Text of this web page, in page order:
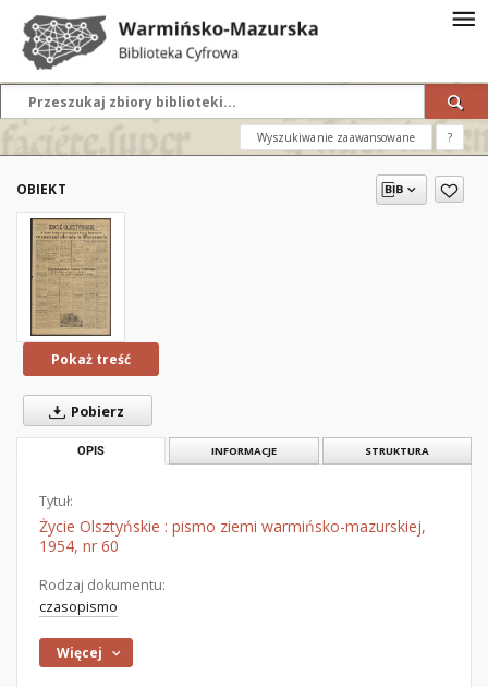
Wyszukiwanie zaawansowane ?
OBIEKT
Pokaż treść
Pobierz
OPIS INFORMACJE STRUKTURA
Tytuł:
Życie Olsztyńskie : pismo ziemi warmińsko-mazurskiej,
1954, nr 60
Rodzaj dokumentu:
czasopismo
Więcej